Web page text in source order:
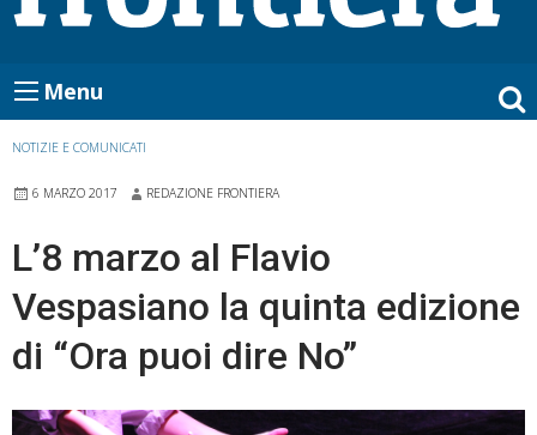
Menu
NOTIZIE E COMUNICATI
6 MARZO 2017 REDAZIONE FRONTIERA
L’8 marzo al Flavio
Vespasiano la quinta edizione
di “Ora puoi dire No”